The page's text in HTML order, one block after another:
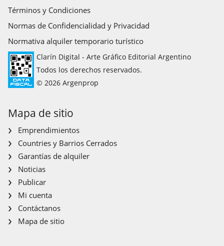
Términos y Condiciones
Normas de Confidencialidad y Privacidad
Normativa alquiler temporario turístico
Clarín Digital - Arte Gráfico Editorial Argentino
Todos los derechos reservados.
© 2026 Argenprop
Mapa de sitio
Emprendimientos
Countries y Barrios Cerrados
Garantías de alquiler
Noticias
Publicar
Mi cuenta
Contáctanos
Mapa de sitio